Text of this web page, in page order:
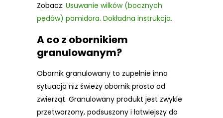
Zobacz: Usuwanie wilków (bocznych
pędów) pomidora. Dokładna instrukcja.
A co z obornikiem
granulowanym?
Obornik granulowany to zupełnie inna
sytuacja niż świeży obornik prosto od
zwierząt. Granulowany produkt jest zwykle
przetworzony, podsuszony i łatwiejszy do